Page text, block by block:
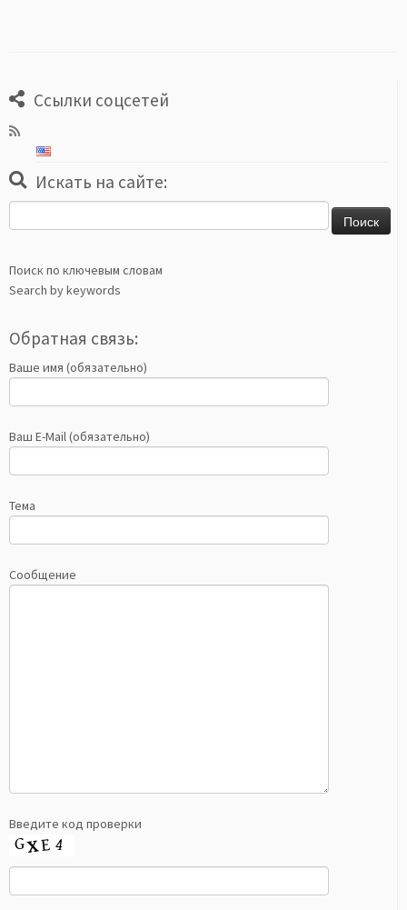
Ссылки соцсетей
Искать на сайте:
Поиск по ключевым словам
Search by keywords
Обратная связь:
Ваше имя (обязательно)
Ваш E-Mail (обязательно)
Тема
Сообщение
Введите код проверки